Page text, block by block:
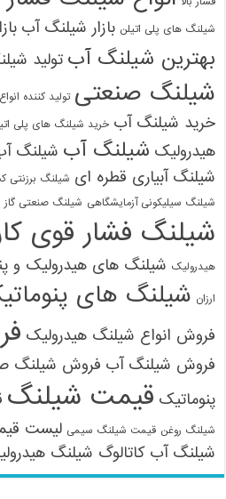
شیلنگ های پلی اتیلن بازار شیلنگ آب
بهترین شیلنگ آب تولید
شیلنگ صنعتی تولید کننده
خرید شیلنگ آب خرید شیلنگ های پلی
هیدرولیک شیلنگ آب شیلنگ
شیلنگ آبیاری قطره ای شیلنگ برزنتی
شیلنگ سیلیکونی آزمایشگاهی شیلنگ صنعتی گاز
شیلنگ فشار قوی
هیدرولیک شیلنگ های هیدرولیک و
ارزان شیلنگ های
فروش انواع شیلنگ هیدرولیک
فروش شیلنگ آب فروش شیلنگ
پنوماتیک قیمت شیلنگ
شیلنگ روغن قیمت شیلنگ سیمی لیست
شیلنگ آب کاتالوگ شیلنگ